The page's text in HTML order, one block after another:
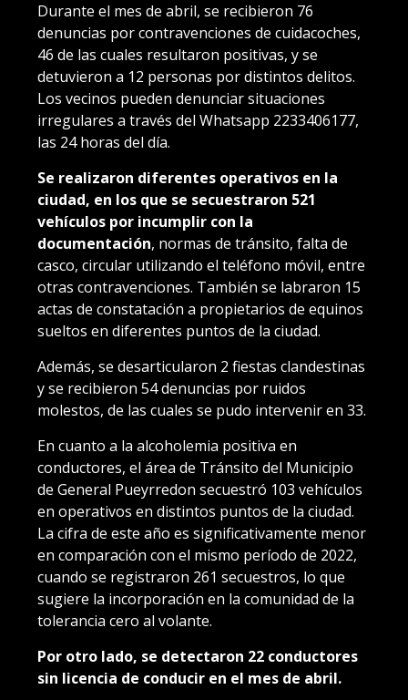
Durante el mes de abril, se recibieron 76
denuncias por contravenciones de cuidacoches,
46 de las cuales resultaron positivas, y se
detuvieron a 12 personas por distintos delitos.
Los vecinos pueden denunciar situaciones
irregulares a través del Whatsapp 2233406177,
las 24 horas del día.
Se realizaron diferentes operativos en la
ciudad, en los que se secuestraron 521
vehículos por incumplir con la
documentación, normas de tránsito, falta de
casco, circular utilizando el teléfono móvil, entre
otras contravenciones. También se labraron 15
actas de constatación a propietarios de equinos
sueltos en diferentes puntos de la ciudad.
Además, se desarticularon 2 fiestas clandestinas
y se recibieron 54 denuncias por ruidos
molestos, de las cuales se pudo intervenir en 33.
En cuanto a la alcoholemia positiva en
conductores, el área de Tránsito del Municipio
de General Pueyrredon secuestró 103 vehículos
en operativos en distintos puntos de la ciudad.
La cifra de este año es significativamente menor
en comparación con el mismo período de 2022,
cuando se registraron 261 secuestros, lo que
sugiere la incorporación en la comunidad de la
tolerancia cero al volante.
Por otro lado, se detectaron 22 conductores
sin licencia de conducir en el mes de abril.